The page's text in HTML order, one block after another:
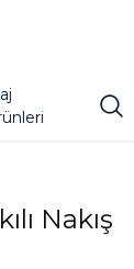
Nakış